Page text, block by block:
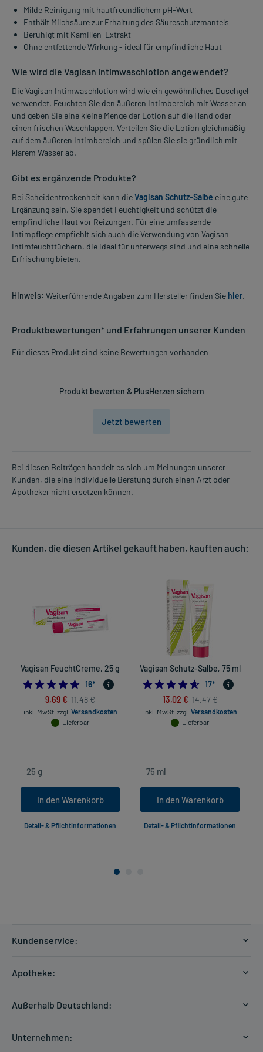
Milde Reinigung mit hautfreundlichem pH-Wert
Enthält Milchsäure zur Erhaltung des Säureschutzmantels
Beruhigt mit Kamillen-Extrakt
Ohne entfettende Wirkung - ideal für empfindliche Haut
Wie wird die Vagisan Intimwaschlotion angewendet?
Die Vagisan Intimwaschlotion wird wie ein gewöhnliches Duschgel
verwendet. Feuchten Sie den äußeren Intimbereich mit Wasser an
und geben Sie eine kleine Menge der Lotion auf die Hand oder
einen frischen Waschlappen. Verteilen Sie die Lotion gleichmäßig
auf dem äußeren Intimbereich und spülen Sie sie gründlich mit
klarem Wasser ab.
Gibt es ergänzende Produkte?
Bei Scheidentrockenheit kann dieVagisan Schutz-Salbe eine gute
Ergänzung sein. Sie spendet Feuchtigkeit und schützt die
empfindliche Haut vor Reizungen. Für eine umfassende
Intimpflege empfiehlt sich auch die Verwendung von Vagisan
Intimfeuchttüchern, die ideal für unterwegs sind und eine schnelle
Erfrischung bieten.
Hinweis: Weiterführende Angaben zum Hersteller finden Sie hier.
Produktbewertungen* und Erfahrungen unserer Kunden
Für dieses Produkt sind keine Bewertungen vorhanden
Produkt bewerten & PlusHerzen sichern
Jetzt bewerten
Bei diesen Beiträgen handelt es sich um Meinungen unserer
Kunden, die eine individuelle Beratung durch einen Arzt oder
Apotheker nicht ersetzen können.
Kunden, die diesen Artikel gekauft haben, kauften auch:
Vagisan FeuchtCreme, 25 g
4.75
16*
9,69 € 11,48 €
inkl. MwSt. zzgl. Versandkosten
Lieferbar
In den Warenkorb
Detail- & Pflichtinformationen
Vagisan Schutz-Salbe, 75 ml
17*
13,02 € 14,47 €
inkl. MwSt. zzgl. Versandkosten
Lieferbar
In den Warenkorb
Detail- & Pflichtinformationen
Kundenservice:
Hilfe
Apotheke:
Außerhalb Deutschland:
Unternehmen: